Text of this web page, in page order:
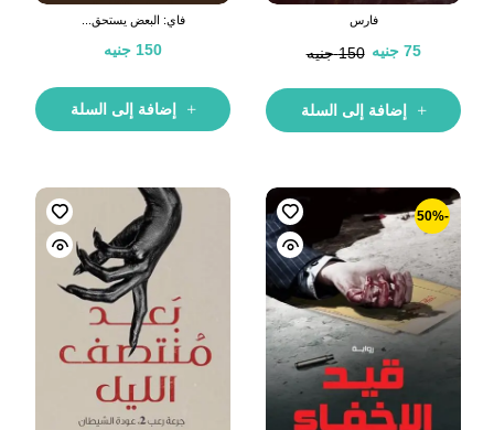
فارس
150 جنيه 75 جنيه
إضافة إلى السلة
فاي: البعض يستحق...
150 جنيه
إضافة إلى السلة
-50%